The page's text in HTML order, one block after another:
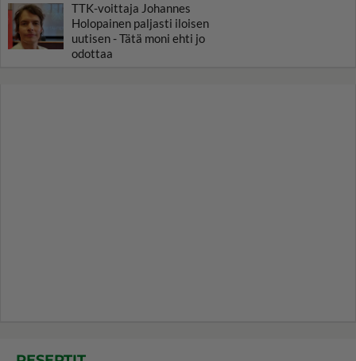
TTK-voittaja Johannes
Holopainen paljasti iloisen
uutisen - Tätä moni ehti jo
odottaa